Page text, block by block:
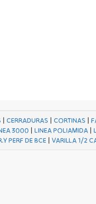
| CERRADURAS | CORTINAS |
3000 |LINEA POLIAMIDA |
PERF DE BCE| VARILLA 1/2